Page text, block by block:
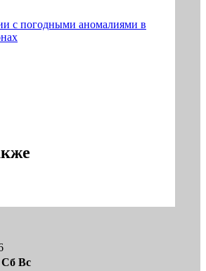
с погодными аномалиями в
Сб Вс